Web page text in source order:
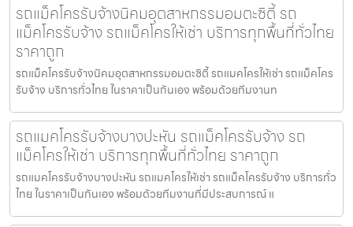
รถแม็คโครรับจ้างนิคมอุตสาหกรรมอมตะซิตี้ รถ
แม็คโครรับจ้าง รถแม็คโครให้เช่า บริการทุกพื้นที่ทั่วไทย
ราคาถูก
รถแม็คโครรับจ้างนิคมอุตสาหกรรมอมตะซิตี้ รถแมคโครให้เช่า รถแม็คโคร
รับจ้าง บริการทั่วไทย ในราคาเป็นกันเอง พร้อมด้วยทีมงานท
รถแมคโครรับจ้างบางปะหัน รถแม็คโครรับจ้าง รถ
แม็คโครให้เช่า บริการทุกพื้นที่ทั่วไทย ราคาถูก
รถแมคโครรับจ้างบางปะหัน รถแมคโครให้เช่า รถแม็คโครรับจ้าง บริการทั่ว
ไทย ในราคาเป็นกันเอง พร้อมด้วยทีมงานที่มีประสบการณ์ แ